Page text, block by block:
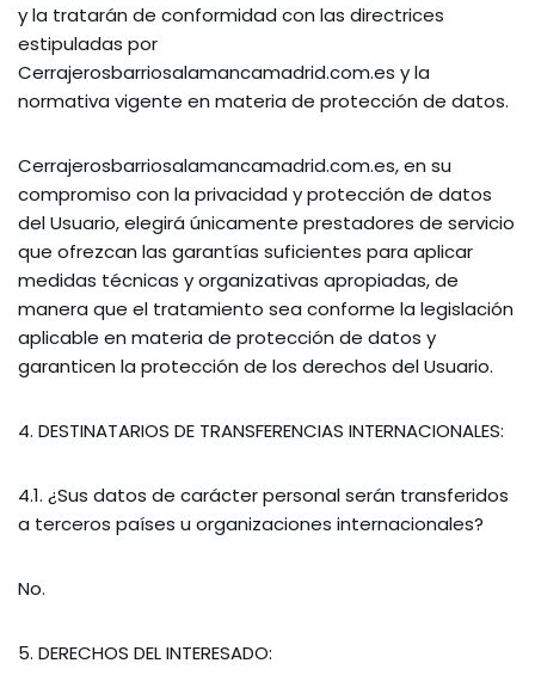
y la tratarán de conformidad con las directrices
estipuladas por
Cerrajerosbarriosalamancamadrid.com.es y la
normativa vigente en materia de protección de datos.
Cerrajerosbarriosalamancamadrid.com.es, en su
compromiso con la privacidad y protección de datos
del Usuario, elegirá únicamente prestadores de servicio
que ofrezcan las garantías suficientes para aplicar
medidas técnicas y organizativas apropiadas, de
manera que el tratamiento sea conforme la legislación
aplicable en materia de protección de datos y
garanticen la protección de los derechos del Usuario.
4. DESTINATARIOS DE TRANSFERENCIAS INTERNACIONALES:
4.1. ¿Sus datos de carácter personal serán transferidos
a terceros países u organizaciones internacionales?
No.
5. DERECHOS DEL INTERESADO: